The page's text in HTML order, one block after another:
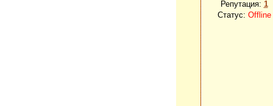
Репутация: 1
Статус: Offline